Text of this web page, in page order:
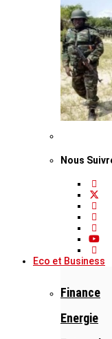
Nous
Eco et Business
Finance
Energie